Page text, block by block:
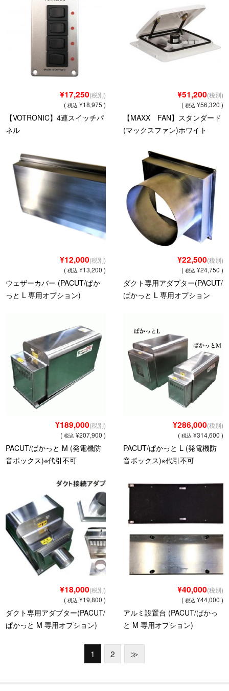
パーツショップ
お問い合わせ
¥17,250(税別)
( 税込 ¥18,975 )
【VOTRONIC】4連スイッチパ
ネル
¥51,200(税別)
( 税込 ¥56,320 )
【MAXX FAN】スタンダード
(マックスファン)ホワイト
¥12,000(税別)
( 税込 ¥13,200 )
ウェザーカバー (PACUT/ぱか
っと L 専用オプション)
¥22,500(税別)
( 税込 ¥24,750 )
ダクト専用アダプター(PACUT/
ぱかっと L 専用オプション
¥189,000(税別)
( 税込 ¥207,900 )
PACUT/ぱかっと M (発電機防
音ボックス)※代引不可
¥286,000(税別)
( 税込 ¥314,600 )
PACUT/ぱかっと L (発電機防
音ボックス)※代引不可
¥18,000(税別)
( 税込 ¥19,800 )
ダクト専用アダプター(PACUT/
ぱかっと M 専用オプション)
¥40,000(税別)
( 税込 ¥44,000 )
アルミ設置台 (PACUT/ぱかっ
と M 専用オプション)
1 2 ≫